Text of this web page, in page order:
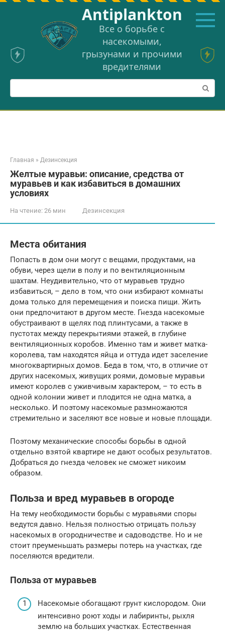
Перейти
Аntiplankton
Все о борьбе с
насекомыми,
грызунами и прочими
вредителями
Поиск:
Главная » Дезинсекция
Желтые муравьи: описание, средства от
муравьев и как избавиться в домашних
условиях
На чтение: 26 мин Дезинсекция
Места обитания
Попасть в дом они могут с вещами, продуктами, на
обуви, через щели в полу и по вентиляционным
шахтам. Неудивительно, что от муравьев трудно
избавиться, – дело в том, что они избирают комнаты
дома только для перемещения и поиска пищи. Жить
они предпочитают в другом месте. Гнезда насекомые
обустраивают в щелях под плинтусами, а также в
пустотах между перекрытиями этажей, в глубине
вентиляционных коробов. Именно там и живет матка-
королева, там находятся яйца и оттуда идет заселение
многоквартирных домов. Беда в том, что, в отличие от
других насекомых, живущих роями, домовые муравьи
имеют королев с уживчивым характером, – то есть в
одной колонии живет и плодится не одна матка, а
несколько. И поэтому насекомые размножаются
стремительно и заселяют все новые и новые площади.
Поэтому механические способы борьбы в одной
отдельно взятой квартире не дают особых результатов.
Добраться до гнезда человек не сможет никоим
образом.
Польза и вред муравьев в огороде
На тему необходимости борьбы с муравьями споры
ведутся давно. Нельзя полностью отрицать пользу
насекомых в огородничестве и садоводстве. Но и не
стоит преуменьшать размеры потерь на участках, где
поселяются вредители.
Польза от муравьев
Насекомые обогащают грунт кислородом. Они
интенсивно роют ходы и лабиринты, рыхля
землю на больших участках. Естественная